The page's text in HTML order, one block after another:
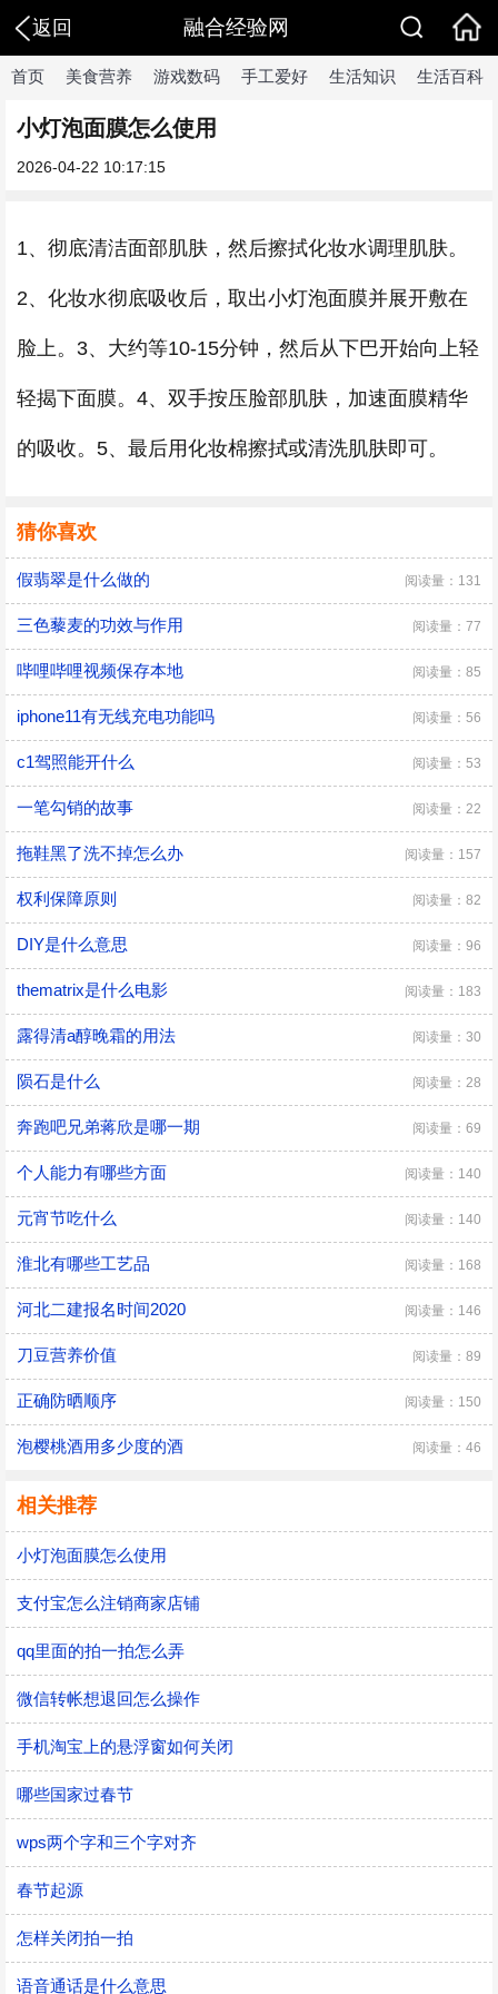
返回 融合经验网
首页 美食营养 游戏数码 手工爱好 生活知识 生活百科
小灯泡面膜怎么使用
2026-04-22 10:17:15
1、彻底清洁面部肌肤，然后擦拭化妆水调理肌肤。
2、化妆水彻底吸收后，取出小灯泡面膜并展开敷在
脸上。3、大约等10-15分钟，然后从下巴开始向上轻
轻揭下面膜。4、双手按压脸部肌肤，加速面膜精华
的吸收。5、最后用化妆棉擦拭或清洗肌肤即可。
猜你喜欢
假翡翠是什么做的 阅读量：131
三色藜麦的功效与作用 阅读量：77
哔哩哔哩视频保存本地 阅读量：85
iphone11有无线充电功能吗 阅读量：56
c1驾照能开什么 阅读量：53
一笔勾销的故事 阅读量：22
拖鞋黑了洗不掉怎么办 阅读量：157
权利保障原则 阅读量：82
DIY是什么意思 阅读量：96
thematrix是什么电影 阅读量：183
露得清a醇晚霜的用法 阅读量：30
陨石是什么 阅读量：28
奔跑吧兄弟蒋欣是哪一期 阅读量：69
个人能力有哪些方面 阅读量：140
元宵节吃什么 阅读量：140
淮北有哪些工艺品 阅读量：168
河北二建报名时间2020 阅读量：146
刀豆营养价值 阅读量：89
正确防晒顺序 阅读量：150
泡樱桃酒用多少度的酒 阅读量：46
相关推荐
小灯泡面膜怎么使用
支付宝怎么注销商家店铺
qq里面的拍一拍怎么弄
微信转帐想退回怎么操作
手机淘宝上的悬浮窗如何关闭
哪些国家过春节
wps两个字和三个字对齐
春节起源
怎样关闭拍一拍
语音通话是什么意思